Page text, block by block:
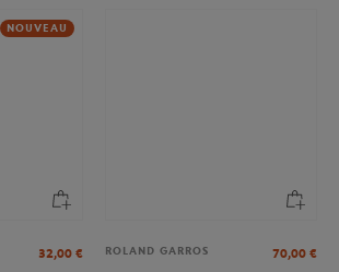
NOUVEAU
32,00 €
ROLAND GARROS 70,00 €